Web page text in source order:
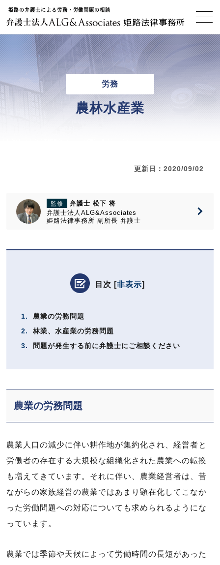
姫路の弁護士による労務・労働問題の相談
姫路法律事務所
労務
農林水産業
更新日：2020/09/02
監修
弁護士 松下 将
弁護士法人ALG&Associates
姫路法律事務所 副所長 弁護士
目次 [非表示]
1.
農業の労務問題
2.
林業、水産業の労務問題
3.
問題が発生する前に弁護士にご相談ください
農業の労務問題
農業人口の減少に伴い耕作地が集約化され、経営者と
労働者の存在する大規模な組織化された農業への転換
も増えてきています。それに伴い、農業経営者は、昔
ながらの家族経営の農業ではあまり顕在化してこなか
った労働問題への対応についても求められるようにな
っています。
農業では季節や天候によって労働時間の長短があった